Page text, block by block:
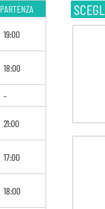
PARTENZA
19:00
18:00
-
21:00
17:00
18:00